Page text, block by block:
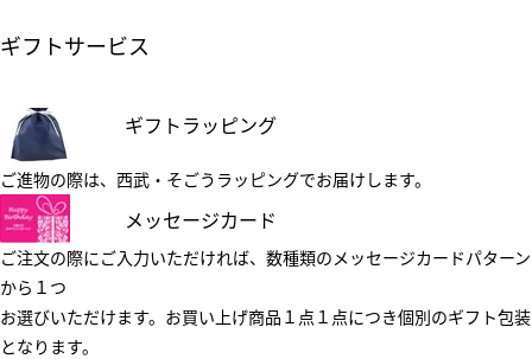
ギフトサービス
ギフトラッピング
ご進物の際は、西武・そごうラッピングでお届けします。
メッセージカード
ご注文の際にご入力いただければ、数種類のメッセージカードパターン
から１つ
お選びいただけます。お買い上げ商品１点１点につき個別のギフト包装
となります。